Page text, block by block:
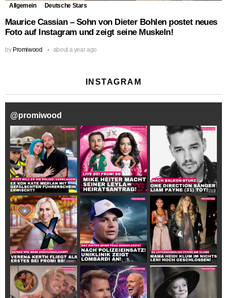
Allgemein Deutsche Stars
Maurice Cassian – Sohn von Dieter Bohlen postet neues
Foto auf Instagram und zeigt seine Muskeln!
by Promiwood about a year ago
INSTAGRAM
@promiwood